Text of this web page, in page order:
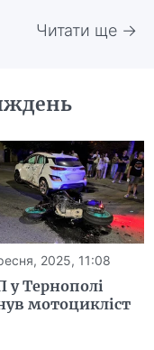
Читати ще →
2025, 11:08
у Тернополі
мотоцикліст